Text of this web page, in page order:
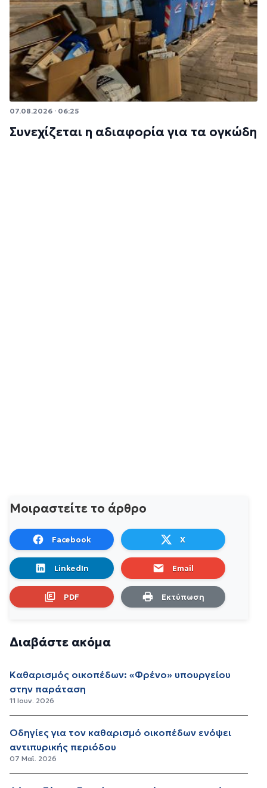
07.08.2026 · 06:25
Συνεχίζεται η αδιαφορία για τα ογκώδη
Μοιραστείτε το άρθρο
Facebook X
LinkedIn Email
PDF Εκτύπωση
Διαβάστε ακόμα
Καθαρισμός οικοπέδων: «Φρένο» υπουργείου
στην παράταση
11 Ιουν. 2026
Οδηγίες για τον καθαρισμό οικοπέδων ενόψει
αντιπυρικής περιόδου
07 Μαϊ. 2026